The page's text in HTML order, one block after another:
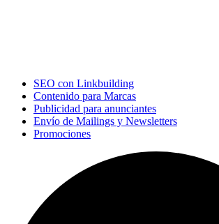
SEO con Linkbuilding
Contenido para Marcas
Publicidad para anunciantes
Envío de Mailings y Newsletters
Promociones